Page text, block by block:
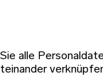
alle